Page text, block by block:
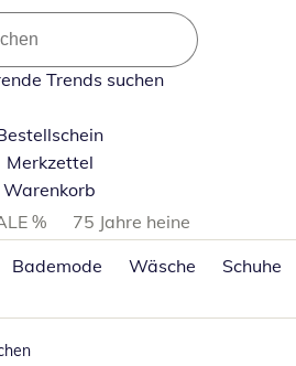
Trends suchen
Merkzettel
Warenkorb
%
75 Jahre heine
Bademode Wäsche Schuhe